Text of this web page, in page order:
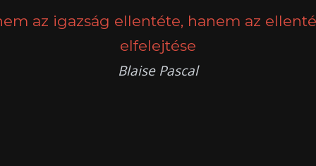
az igazság ellentéte, hanem az
elfelejtése
Blaise Pascal